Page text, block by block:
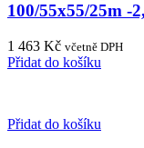
100/55x55/25m -
1 463 Kč včetně DPH
Přidat do košíku
Přidat do košíku